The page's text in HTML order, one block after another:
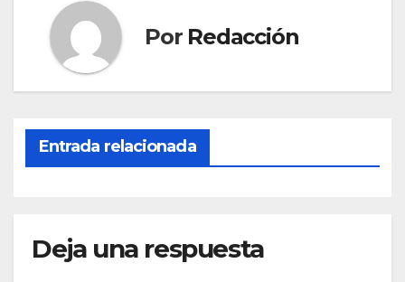
b
o
o
p
a
m
ar
tir
Por Redacción
Entrada relacionada
Deja una respuesta